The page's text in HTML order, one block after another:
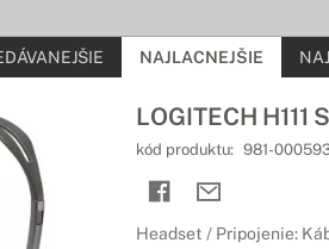
Vám umožnia prenášať čistý zvuk pri
NAJLACNEJŠIE
LOGITECH H111
kód produktu: 981-
Headset / Pripojenie: